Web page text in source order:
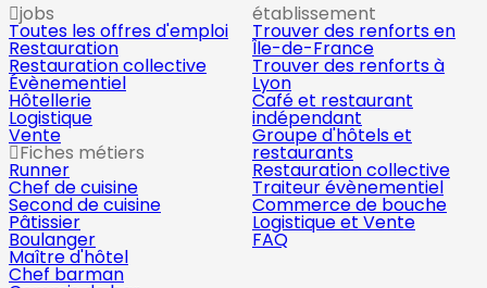
jobs
Toutes les offres d'emploi
Restauration
Restauration collective
Évènementiel
Hôtellerie
Logistique
Vente
Fiches métiers
Runner
Chef de cuisine
Second de cuisine
Pâtissier
Boulanger
Maître d'hôtel
Chef barman
établissement
Trouver des renforts en
Île-de-France
Trouver des renforts à
Lyon
Café et restaurant
indépendant
Groupe d'hôtels et
restaurants
Restauration collective
Traiteur évènementiel
Commerce de bouche
Logistique et Vente
FAQ